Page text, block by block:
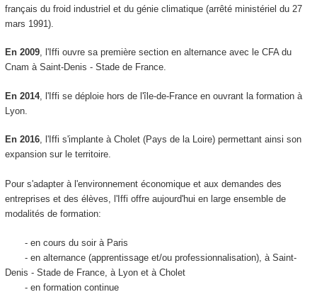
français du froid industriel et du génie climatique (arrêté ministériel du 27
mars 1991).
En 2009, l'Iffi ouvre sa première section en alternance avec le CFA du
Cnam à Saint-Denis - Stade de France.
En 2014, l'Iffi se déploie hors de l'île-de-France en ouvrant la formation à
Lyon.
En 2016, l'Iffi s'implante à Cholet (Pays de la Loire) permettant ainsi son
expansion sur le territoire.
Pour s'adapter à l'environnement économique et aux demandes des
entreprises et des élèves, l'Iffi offre aujourd'hui en large ensemble de
modalités de formation:
- en cours du soir à Paris
- en alternance (apprentissage et/ou professionnalisation), à Saint-
Denis - Stade de France, à Lyon et à Cholet
- en formation continue